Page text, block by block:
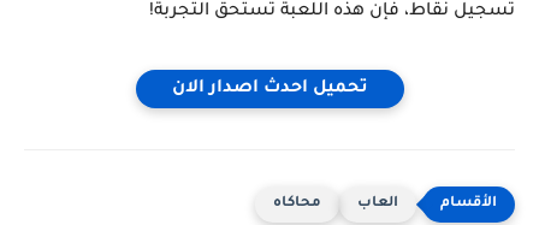
تسجيل نقاط، فإن هذه اللعبة تستحق التجربة!
تحميل احدث اصدار الان
العاب محاكاه